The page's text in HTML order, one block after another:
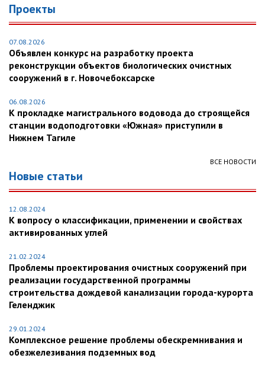
Проекты
07.08.2026
Объявлен конкурс на разработку проекта
реконструкции объектов биологических очистных
сооружений в г. Новочебоксарске
06.08.2026
К прокладке магистрального водовода до строящейся
станции водоподготовки «Южная» приступили в
Нижнем Тагиле
ВСЕ НОВОСТИ
Новые статьи
12.08.2024
К вопросу о классификации, применении и свойствах
активированных углей
21.02.2024
Проблемы проектирования очистных сооружений при
реализации государственной программы
строительства дождевой канализации города-курорта
Геленджик
29.01.2024
Комплексное решение проблемы обескремнивания и
обезжелезивания подземных вод